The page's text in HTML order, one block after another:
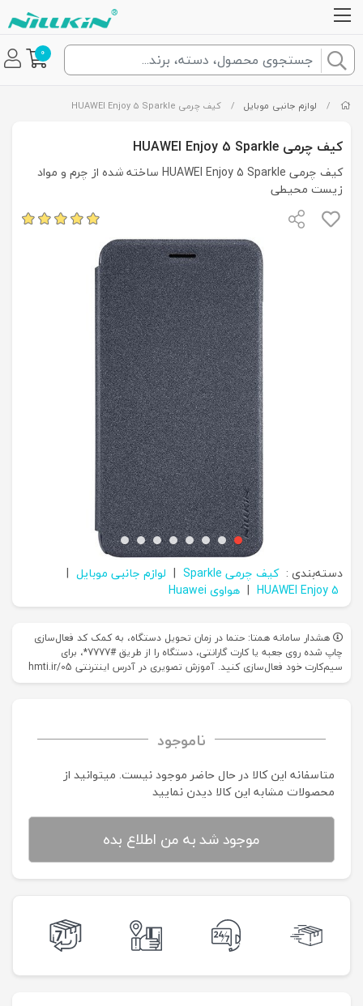
0
/ لوازم جانبی موبایل / کیف چرمی HUAWEI Enjoy 5 Sparkle
کیف چرمی HUAWEI Enjoy 5 Sparkle
کیف چرمی HUAWEI Enjoy 5 Sparkle ساخته شده از چرم و مواد
زیست محیطی
دسته‌بندی : کیف چرمی Sparkle | لوازم جانبی موبایل |
HUAWEI Enjoy 5
| هواوی Huawei
هشدار سامانه همتا: حتما در زمان تحویل دستگاه، به کمک کد فعال‌سازی
چاپ شده روی جعبه یا کارت گارانتی، دستگاه را از طریق #7777*، برای
سیم‌کارت خود فعال‌سازی کنید. آموزش تصویری در آدرس اینترنتی hmti.ir/05
ناموجود
متاسفانه این کالا در حال حاضر موجود نیست. می‍توانید از
محصولات مشابه این کالا دیدن نمایید
موجود شد به من اطلاع بده